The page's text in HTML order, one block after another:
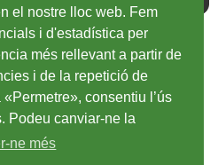
Instagram
Obre
en
una
finestra
Wikiloc
Obre
en
una
finestra
el nostre lloc web. Fem
i d'estadística per
més rellevant a partir de
i de la repetició de
consentiu l’ús
Podeu canviar-ne la
ne més